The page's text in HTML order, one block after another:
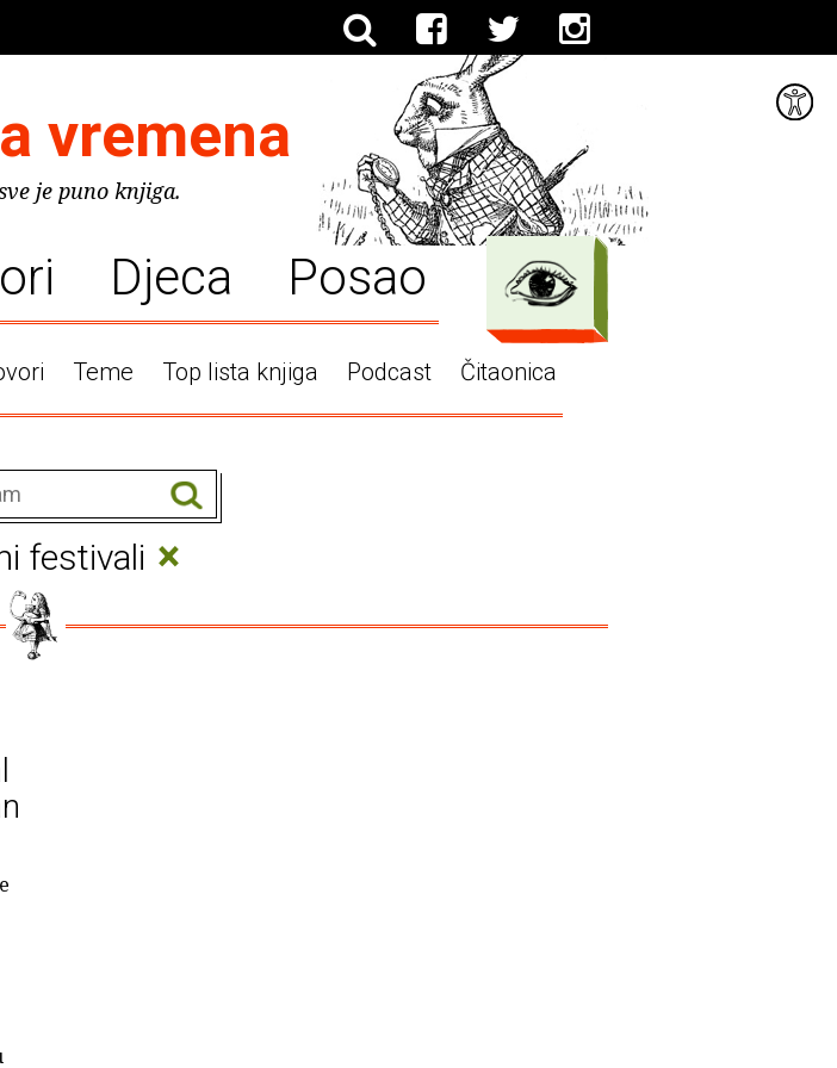
vremena
je puno knjiga.
Djeca Posao
Teme Top lista knjiga Podcast Čitaonica
festivali ×